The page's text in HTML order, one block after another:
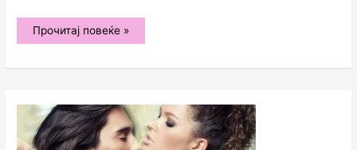
Поза
68
Прочитај повеќе »